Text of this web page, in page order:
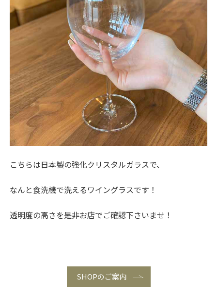
こちらは日本製の強化クリスタルガラスで、
なんと食洗機で洗えるワイングラスです！
透明度の高さを是非お店でご確認下さいませ！
SHOPのご案内